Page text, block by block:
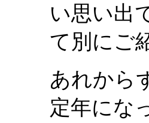
い思い出
て別にご
あれから
定年にな